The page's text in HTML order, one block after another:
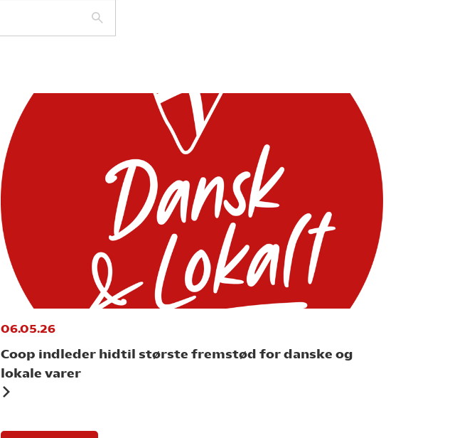
06.05.26
Coop indleder hidtil største fremstød for danske og
lokale varer